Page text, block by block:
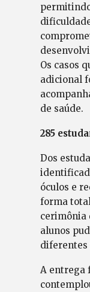
Os casos
adicional
de saúde.
285
Dos
óculos e
forma
cerimônia
alunos
diferentes
A entrega